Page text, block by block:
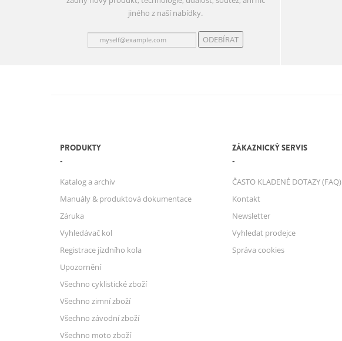
jiného z naší nabídky.
ODEBÍRAT
PRODUKTY
Katalog a archiv
Manuály & produktová dokumentace
Záruka
Vyhledávač kol
Registrace jízdního kola
Upozornění
Všechno cyklistické zboží
Všechno zimní zboží
Všechno závodní zboží
Všechno moto zboží
ZÁKAZNICKÝ SERVIS
ČASTO KLADENÉ DOTAZY (FAQ)
Kontakt
Newsletter
Vyhledat prodejce
Správa cookies